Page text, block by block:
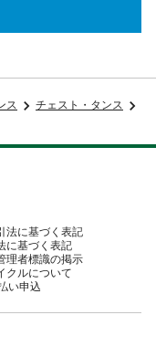
ス
チェスト・タンス
法に基づく表記
に基づく表記
理者標識の掲示
クルについて
い申込